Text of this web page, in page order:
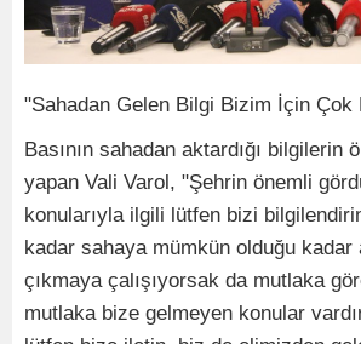
"Sahadan Gelen Bilgi Bizim İçin Çok
Basının sahadan aktardığı bilgilerin
yapan Vali Varol, "Şehrin önemli
konularıyla ilgili lütfen bizi
kadar sahaya mümkün olduğu kadar
çıkmaya çalışıyorsak da mutlaka
mutlaka bize gelmeyen konular